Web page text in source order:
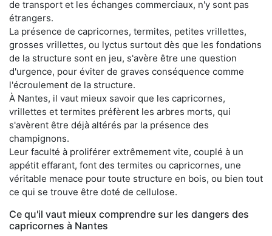
de transport et les échanges commerciaux, n'y sont pas
étrangers.
La présence de capricornes, termites, petites vrillettes,
grosses vrillettes, ou lyctus surtout dès que les fondations
de la structure sont en jeu, s'avère être une question
d'urgence, pour éviter de graves conséquence comme
l'écroulement de la structure.
À Nantes, il vaut mieux savoir que les capricornes,
vrillettes et termites préfèrent les arbres morts, qui
s'avèrent être déjà altérés par la présence des
champignons.
Leur faculté à proliférer extrêmement vite, couplé à un
appétit effarant, font des termites ou capricornes, une
véritable menace pour toute structure en bois, ou bien tout
ce qui se trouve être doté de cellulose.
Ce qu'il vaut mieux comprendre sur les dangers des
capricornes à Nantes